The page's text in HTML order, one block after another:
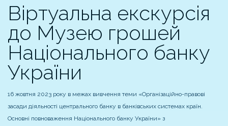
Віртуальна екскурсія
до Музею грошей
Національного банку
України
16 жовтня 2023 року в межах вивчення теми «Організаційно-правові
засади діяльності центрального банку в банківських системах країн.
Основні повноваження Національного банку України» з